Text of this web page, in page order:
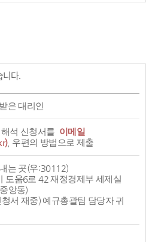
니다.
은 대리인
석 신청서를 이메일
, 우편의 방법으로 제출
는 곳(우:30112)
도움6로 42 재정경제부 세제실
앙동)
서 재중) 예규총괄팀 담당자 귀